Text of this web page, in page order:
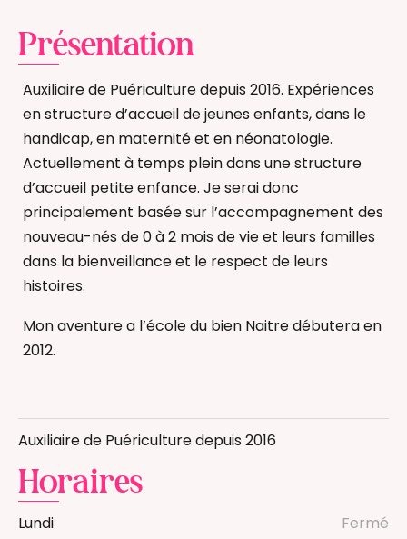
Présentation
Auxiliaire de Puériculture depuis 2016. Expériences
en structure d’accueil de jeunes enfants, dans le
handicap, en maternité et en néonatologie.
Actuellement à temps plein dans une structure
d’accueil petite enfance. Je serai donc
principalement basée sur l’accompagnement des
nouveau-nés de 0 à 2 mois de vie et leurs familles
dans la bienveillance et le respect de leurs
histoires.
Mon aventure a l’école du bien Naitre débutera en
2012.
Deuil périnatal
Portage physiologique
Réflexologie bébé
Thérapeutique Bain Bébé
Auxiliaire de Puériculture depuis 2016
Horaires
Lundi Fermé